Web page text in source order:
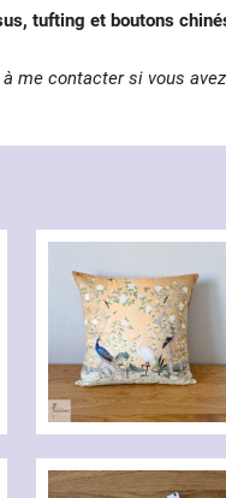
tufting et boutons
à me contacter si vous